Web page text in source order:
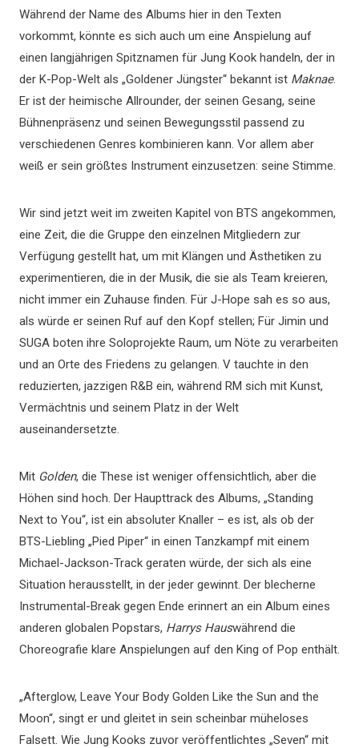
Während der Name des Albums hier in den Texten
vorkommt, könnte es sich auch um eine Anspielung auf
einen langjährigen Spitznamen für Jung Kook handeln, der in
der K-Pop-Welt als „Goldener Jüngster“ bekannt ist Maknae.
Er ist der heimische Allrounder, der seinen Gesang, seine
Bühnenpräsenz und seinen Bewegungsstil passend zu
verschiedenen Genres kombinieren kann. Vor allem aber
weiß er sein größtes Instrument einzusetzen: seine Stimme.
Wir sind jetzt weit im zweiten Kapitel von BTS angekommen,
eine Zeit, die die Gruppe den einzelnen Mitgliedern zur
Verfügung gestellt hat, um mit Klängen und Ästhetiken zu
experimentieren, die in der Musik, die sie als Team kreieren,
nicht immer ein Zuhause finden. Für J-Hope sah es so aus,
als würde er seinen Ruf auf den Kopf stellen; Für Jimin und
SUGA boten ihre Soloprojekte Raum, um Nöte zu verarbeiten
und an Orte des Friedens zu gelangen. V tauchte in den
reduzierten, jazzigen R&B ein, während RM sich mit Kunst,
Vermächtnis und seinem Platz in der Welt
auseinandersetzte.
Mit Golden, die These ist weniger offensichtlich, aber die
Höhen sind hoch. Der Haupttrack des Albums, „Standing
Next to You“, ist ein absoluter Knaller – es ist, als ob der
BTS-Liebling „Pied Piper“ in einen Tanzkampf mit einem
Michael-Jackson-Track geraten würde, der sich als eine
Situation herausstellt, in der jeder gewinnt. Der blecherne
Instrumental-Break gegen Ende erinnert an ein Album eines
anderen globalen Popstars, Harrys Hauswährend die
Choreografie klare Anspielungen auf den King of Pop enthält.
„Afterglow, Leave Your Body Golden Like the Sun and the
Moon“, singt er und gleitet in sein scheinbar müheloses
Falsett. Wie Jung Kooks zuvor veröffentlichtes „Seven“ mit